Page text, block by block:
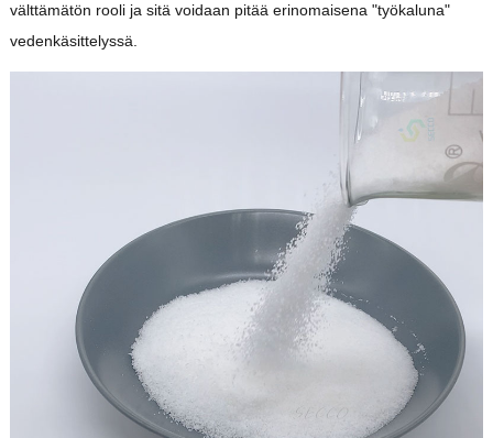
välttämätön rooli ja sitä voidaan pitää erinomaisena "työkaluna"
vedenkäsittelyssä.